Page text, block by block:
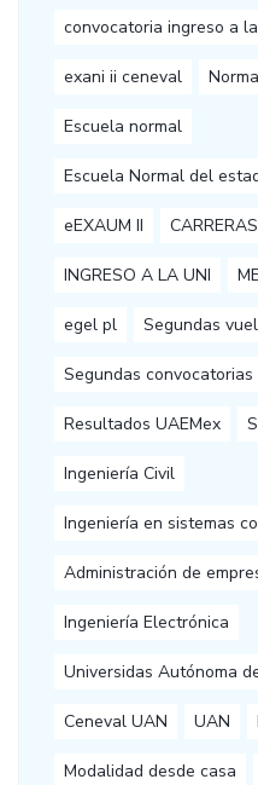
convocatoria ingreso a
exani ii ceneval
Escuela normal
Escuela Normal del
eEXAUM II
INGRESO A LA UNI
egel pl Segundas
Segundas convocatorias
Resultados UAEMex
Ingeniería Civil
Ingeniería en sistemas
Administración de
Ingeniería Electrónica
Universidas Autónoma
Ceneval UAN UAN
Modalidad desde casa